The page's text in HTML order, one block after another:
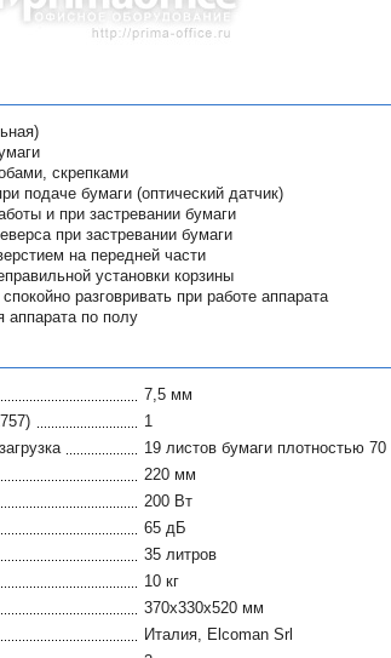
скрепками
подаче бумаги (оптический датчик)
и при застревании бумаги
при застревании бумаги
на передней части
установки корзины
разговривать при работе аппарата
аппарата по полу
7,5 мм
1
19 листов бумаги плотностью 70
220 мм
200 Вт
65 дБ
35 литров
10 кг
370x330x520 мм
Италия, Elcoman Srl